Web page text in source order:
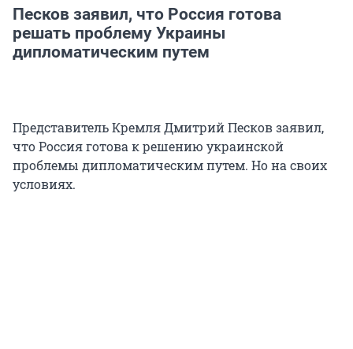
Песков заявил, что Россия готова
решать проблему Украины
дипломатическим путем
Представитель Кремля Дмитрий Песков заявил,
что Россия готова к решению украинской
проблемы дипломатическим путем. Но на своих
условиях.